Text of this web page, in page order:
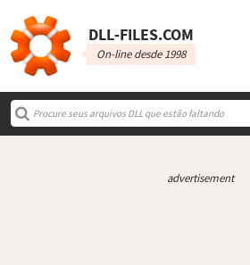
DLL‑FILES.COM
On-line desde 1998
advertisement